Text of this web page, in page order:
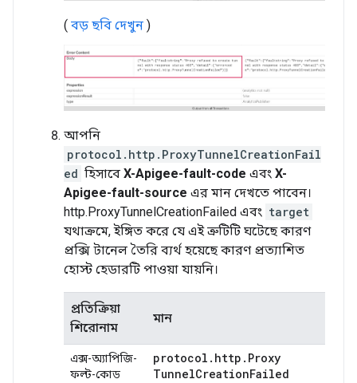
( বড় ছবি দেখুন )
আপনি
protocol.http.ProxyTunnelCreationFail
ed হিসাবে X-Apigee-fault-code এবং X-
Apigee-fault-source এর মান দেখতে পাবেন।
http.ProxyTunnelCreationFailed এবং target
যথাক্রমে, ইঙ্গিত করে যে এই ত্রুটিটি ঘটেছে কারণ
প্রক্সি টানেল তৈরি ব্যর্থ হয়েছে কারণ প্রত্যাশিত
হোস্ট হেডারটি পাওয়া যায়নি।
প্রতিক্রিয়া
শিরোনাম
মান
এক্স-অ্যাপিজি-
ফল্ট-কোড
protocol . http . Proxy
TunnelCreationFailed